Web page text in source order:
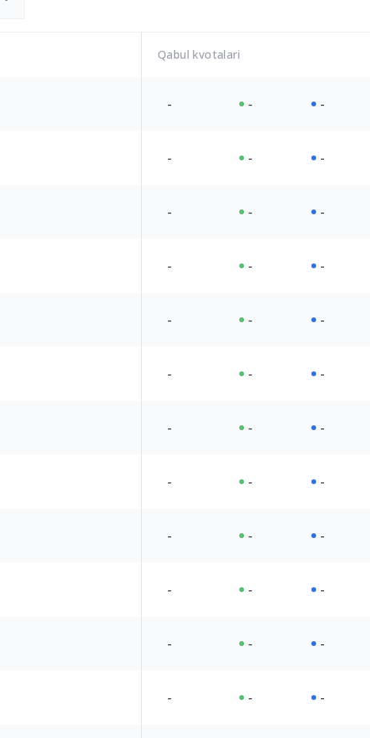
Qabul kvotalari
- - -
- - -
- - -
- - -
- - -
- - -
- - -
- - -
- - -
- - -
- - -
- - -